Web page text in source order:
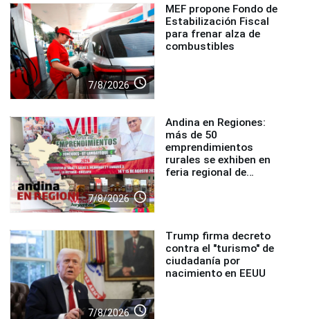
7/8/2026 access_time
MEF propone Fondo de
Estabilización Fiscal
para frenar alza de
combustibles
7/8/2026 access_time
Andina en Regiones:
más de 50
emprendimientos
rurales se exhiben en
feria regional de
7/8/2026 access_time
Trump firma decreto
contra el "turismo" de
ciudadanía por
nacimiento en EEUU